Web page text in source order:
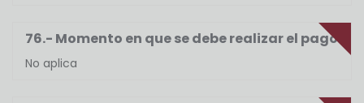
76.- Momento en que se debe realizar el pago
No aplica